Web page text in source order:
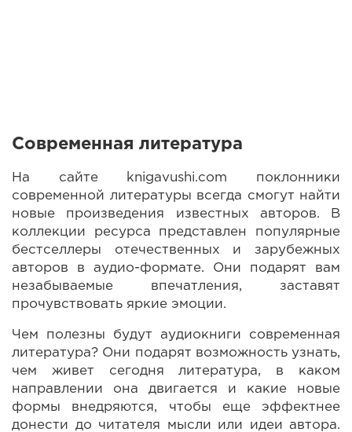
Современная литература
На сайте knigavushi.com поклонники
современной литературы всегда смогут найти
новые произведения известных авторов. В
коллекции ресурса представлен популярные
бестселлеры отечественных и зарубежных
авторов в аудио-формате. Они подарят вам
незабываемые впечатления, заставят
прочувствовать яркие эмоции.
Чем полезны будут аудиокниги современная
литература? Они подарят возможность узнать,
чем живет сегодня литература, в каком
направлении она двигается и какие новые
формы внедряются, чтобы еще эффектнее
донести до читателя мысли или идеи автора.